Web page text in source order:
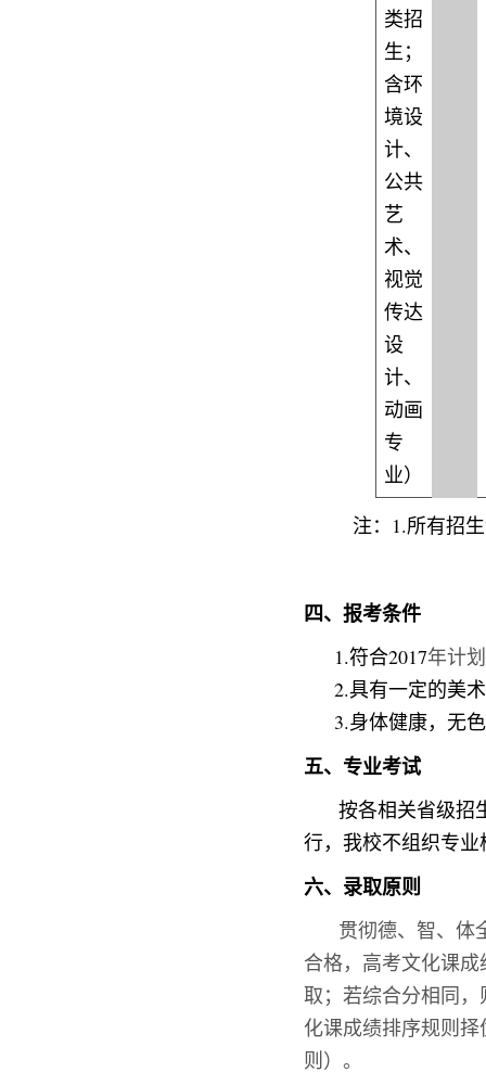
类招
生；
含环
境设
计、
公共
艺
术、
视觉
传达
设
计、
动画
专
业）
注： 1.所有招
四、报考条件
1.符合2017年计
2.具有一定的美
3.身体健康，无
五、专业考试
按各相关省级招
行，我校不组织专
六、录取原则
贯彻德、智、体
合格， 高考文化课
取；若综合分相同
化课成绩排序规则
则） 。